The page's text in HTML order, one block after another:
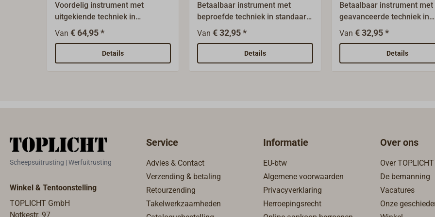
Voordelig instrument met
uitgekiende techniek in
standaard inbouwmaat
(diameter 52 mm).Het ontwerp is
aanpasbaar, omdat de
voorringen door de
18-32 V, kleur van de voorring:
bevestigingsmateriaal en 40 cm
Van € 64,95 *
Details
Betaalbaar instrument met
beproefde techniek in standaard
inbouwmaat (diameter 52
mm).Het ontwerp is aanpasbaar,
omdat de frontringen door de
bajonetvergrendeling zeer
zwart of wit. Leveringsomvang:
bevestigingsmateriaal en 40 cm
aansluitkabel.
Van € 32,95 *
Details
Betaalbaar instrument met
geavanceerde techniek in
standaard inbouwmaat
(diameter 52 mm).Het
aanpasbaar, omdat de
frontringen dankzij de
van de frontring: zwart of
bevestigingsmateriaal en
aansluitkabel.
Van € 32,95 *
Details
Scheepsuitrusting | Werfuitrusting
Winkel & Tentoonstelling
TOPLICHT GmbH
Notkestr. 97
Service
Advies & Contact
Verzending & betaling
Retourzending
Takelwerkzaamheden
Informatie
EU-btw
Algemene voorwaarden
Privacyverklaring
Herroepingsrecht
Over ons
Over TOPLICHT
De bemanning
Vacatures
Onze